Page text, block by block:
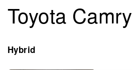
Toyota Camry
Hybrid